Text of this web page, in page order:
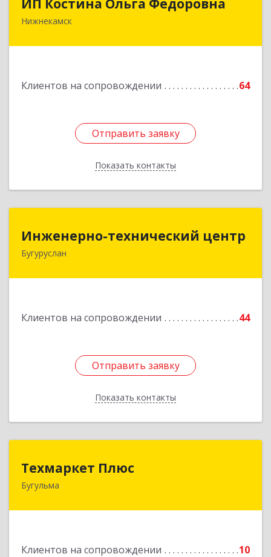
Нижнекамск
Клиентов на сопровождении 64
Отправить заявку
Показать контакты
Отправить заявку
Назад
Инженерно-технический центр
Бугуруслан
Клиентов на сопровождении 44
Отправить заявку
Показать контакты
Инженерно-технический центр
461633, Оренбургская обл, Бугуруслан г,
Отправить заявку
Назад
Техмаркет Плюс
Бугульма
Клиентов на сопровождении 10
423231, РТ, Бугульма, ул.Белинского, д.13